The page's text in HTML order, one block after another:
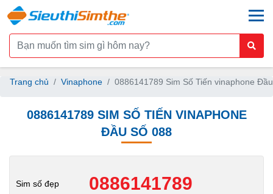
Trang chủ Vinaphone 0886141789 Sim Số Tiến vinaphone
0886141789 SIM SỐ TIẾN VINAPHONE
ĐẦU SỐ 088
Sim số đẹp 0886141789